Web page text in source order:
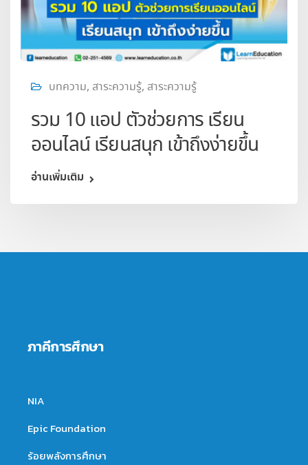
บทความ, สาระความรู้, สาระความรู้
รวม 10 แอป ตัวช่วยการ เรียน
ออนไลน์ เรียนสนุก เข้าถึงง่ายขึ้น
อ่านเพิ่มเติม
ภาคีการศึกษา
NIA
Epic Foundation
ร้อยพลังการศึกษา